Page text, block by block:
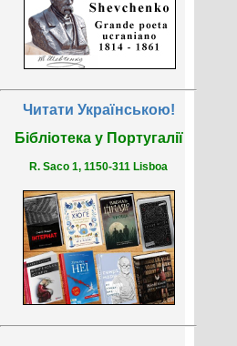
Читати Українською!
Бібліотека у Португалії
R. Saco 1, 1150-311 Lisboa